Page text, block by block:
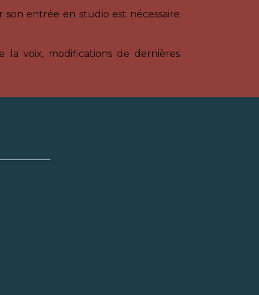
entrée en studio est nécessaire
voix, modifications de dernières